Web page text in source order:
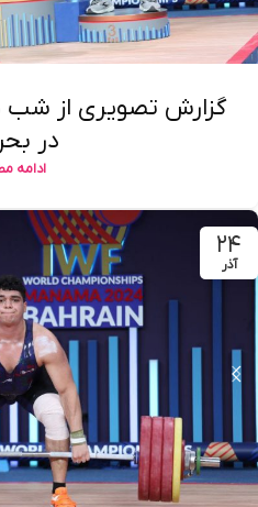
گزارش تصویری از شب
در
ادامه
۲۴
آذر